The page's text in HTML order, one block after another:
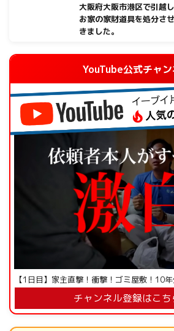
大阪府大阪市港区で引越し
お家の家財道具を処分さ
きました。
YouTube公式チャ
【1日目】家主直撃！衝撃！ゴミ屋敷！10
チャンネル登録はこち